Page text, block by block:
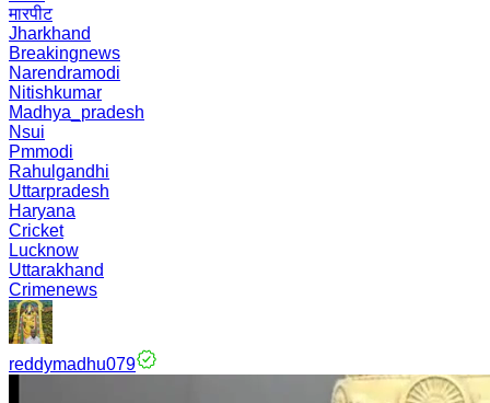
मारपीट
Jharkhand
Breakingnews
Narendramodi
Nitishkumar
Madhya_pradesh
Nsui
Pmmodi
Rahulgandhi
Uttarpradesh
Haryana
Cricket
Lucknow
Uttarakhand
Crimenews
reddymadhu079